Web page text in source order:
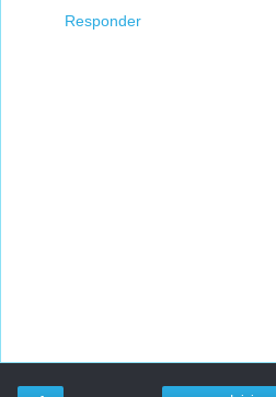
Responder